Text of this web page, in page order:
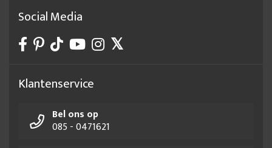
Twijfelaar bed inclusief matras en lattenbodem
Twijfelaar bed met matras
Twijfelaar meisje
Social Media
Klantenservice
Bel ons op
085 - 0471621